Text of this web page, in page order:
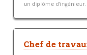
un diplôme
Chef de